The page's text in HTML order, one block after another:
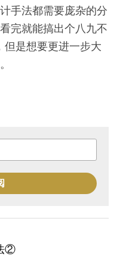
手法都需要庞杂的分
完就能搞出个八九不
是想要更进一步大
②